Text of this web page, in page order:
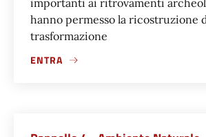
hanno permesso la ricostruzione
trasformazione
ENTRA